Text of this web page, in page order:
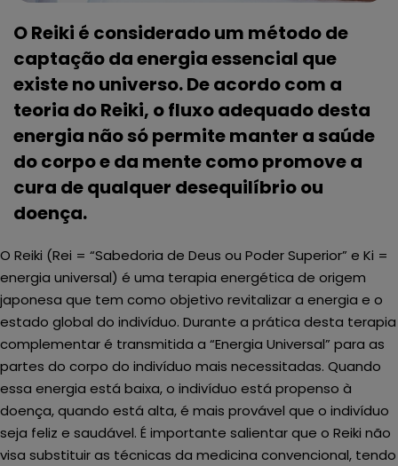
O Reiki é considerado um método de
captação da energia essencial que
existe no universo. De acordo com a
teoria do Reiki, o fluxo adequado desta
energia não só permite manter a saúde
do corpo e da mente como promove a
cura de qualquer desequilíbrio ou
doença.
O Reiki (Rei = “Sabedoria de Deus ou Poder Superior” e Ki =
energia universal) é uma terapia energética de origem
japonesa que tem como objetivo revitalizar a energia e o
estado global do indivíduo. Durante a prática desta terapia
complementar é transmitida a “Energia Universal” para as
partes do corpo do indivíduo mais necessitadas. Quando
essa energia está baixa, o indivíduo está propenso à
doença, quando está alta, é mais provável que o indivíduo
seja feliz e saudável. É importante salientar que o Reiki não
visa substituir as técnicas da medicina convencional, tendo